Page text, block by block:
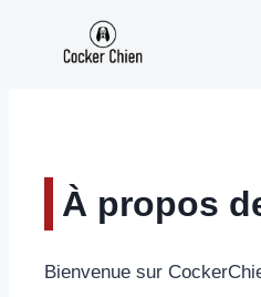
À propos
Bienvenue sur